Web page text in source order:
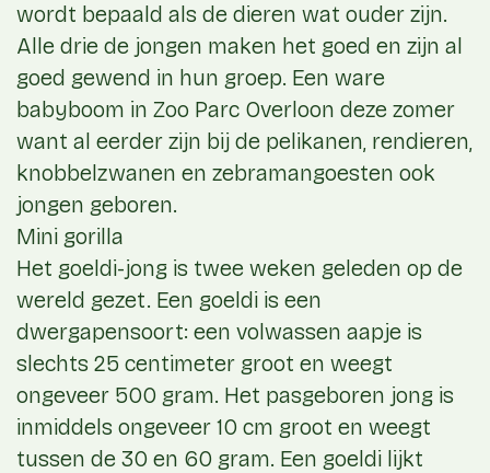
wordt bepaald als de dieren wat ouder zijn.
Alle drie de jongen maken het goed en zijn al
goed gewend in hun groep. Een ware
babyboom in Zoo Parc Overloon deze zomer
want al eerder zijn bij de pelikanen, rendieren,
knobbelzwanen en zebramangoesten ook
jongen geboren.
Mini gorilla
Het goeldi-jong is twee weken geleden op de
wereld gezet. Een goeldi is een
dwergapensoort: een volwassen aapje is
slechts 25 centimeter groot en weegt
ongeveer 500 gram. Het pasgeboren jong is
inmiddels ongeveer 10 cm groot en weegt
tussen de 30 en 60 gram. Een goeldi lijkt